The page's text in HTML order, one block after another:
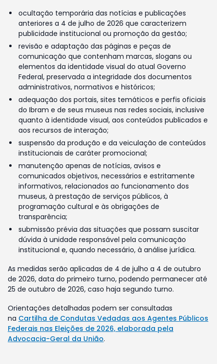
ocultação temporária das notícias e publicações
anteriores a 4 de julho de 2026 que caracterizem
publicidade institucional ou promoção da gestão;
revisão e adaptação das páginas e peças de
comunicação que contenham marcas, slogans ou
elementos da identidade visual do atual Governo
Federal, preservada a integridade dos documentos
administrativos, normativos e históricos;
adequação dos portais, sites temáticos e perfis oficiais
do Ibram e de seus museus nas redes sociais, inclusive
quanto à identidade visual, aos conteúdos publicados e
aos recursos de interação;
suspensão da produção e da veiculação de conteúdos
institucionais de caráter promocional;
manutenção apenas de notícias, avisos e
comunicados objetivos, necessários e estritamente
informativos, relacionados ao funcionamento dos
museus, à prestação de serviços públicos, à
programação cultural e às obrigações de
transparência;
submissão prévia das situações que possam suscitar
dúvida à unidade responsável pela comunicação
institucional e, quando necessário, à análise jurídica.
As medidas serão aplicadas de 4 de julho a 4 de outubro
de 2026, data do primeiro turno, podendo permanecer até
25 de outubro de 2026, caso haja segundo turno.
Orientações detalhadas podem ser consultadas
na Cartilha de Condutas Vedadas aos Agentes Públicos
Federais nas Eleições de 2026, elaborada pela
Advocacia-Geral da União.